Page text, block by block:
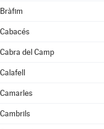
Bràfim
Cabacés
Cabra del Camp
Calafell
Camarles
Cambrils